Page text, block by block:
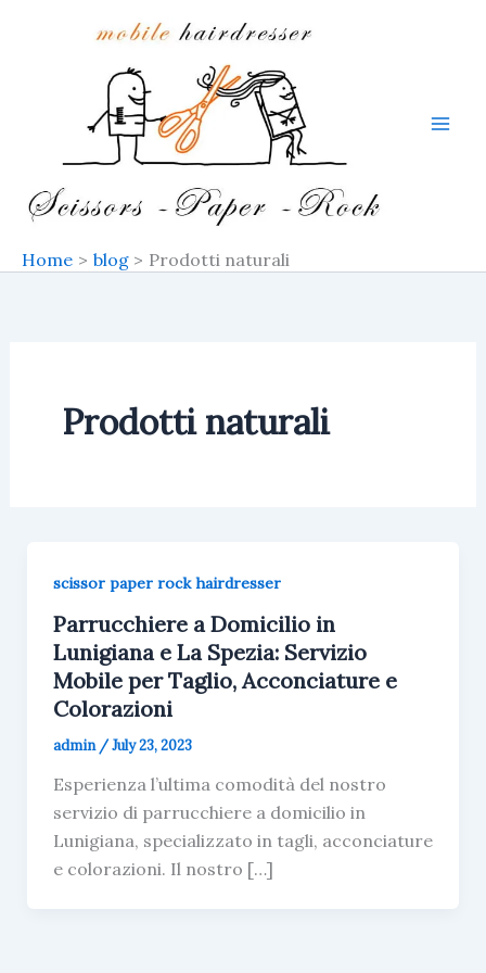
Home blog Prodotti naturali
Prodotti naturali
scissor paper rock hairdresser
Parrucchiere a Domicilio in
Lunigiana e La Spezia: Servizio
Mobile per Taglio, Acconciature e
Colorazioni
admin /July 23, 2023
Esperienza l’ultima comodità del nostro
servizio di parrucchiere a domicilio in
Lunigiana, specializzato in tagli, acconciature
e colorazioni. Il nostro […]